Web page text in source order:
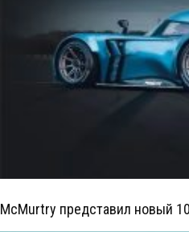
McMurtry представил новый